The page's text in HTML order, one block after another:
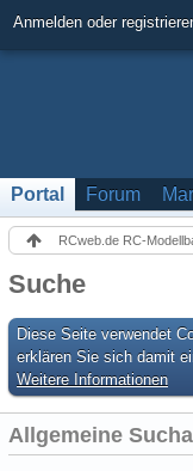
Anmelden oder
Portal Forum
RCweb.de RC-
Suche
Diese Seite verwendet
erklären Sie sich damit
Weitere Informationen
Allgemeine